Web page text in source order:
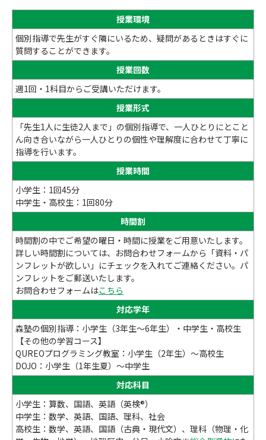
授業環境
個別指導で先生がすぐ隣にいるため、疑問があるときはすぐに
質問することができます。
授業回数
週1回・1科目からご受講いただけます。
授業形式
「先生1人に生徒2人まで」の個別指導で、一人ひとりにとこと
ん向き合いながら一人ひとりの個性や理解度に合わせて丁寧に
指導を行います。
授業時間
小学生：1回45分
中学生・高校生：1回80分
時間割
時間割の中でご希望の曜日・時間に授業をご用意いたします。
詳しい時間割については、お問合わせフォームから「資料・パ
ンフレットが欲しい」にチェックを入れてご連絡ください。パ
ンフレットをご郵送いたします。
お問合わせフォームはこちら
対応学年
森塾の個別指導：小学生（3年生～6年生）・中学生・高校生
【その他の学習コース】
QUREOプログラミング教室：小学生（2年生）～高校生
DOJO：小学生（1年生夏）～中学生
対応科目
小学生：算数、国語、英語（英検®）
中学生：数学、英語、国語、理科、社会
高校生：数学、英語、国語（古典・現代文）、理科（物理・化